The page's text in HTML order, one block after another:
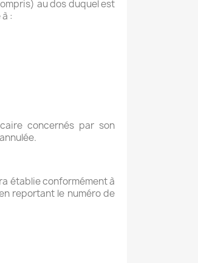
au dos duquel est
:
concernés par son
établie conformément à
reportant le numéro de